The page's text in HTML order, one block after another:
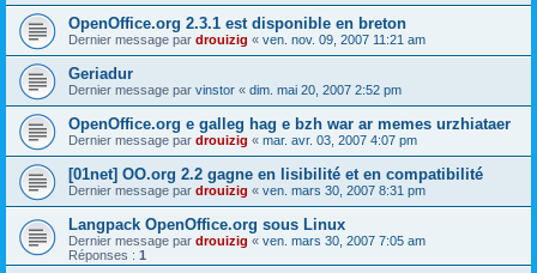
OpenOffice.org 2.3.1 est disponible en breton
Dernier message par drouizig « ven. nov. 09, 2007 11:21 am
Geriadur
Dernier message par vinstor « dim. mai 20, 2007 2:52 pm
OpenOffice.org e galleg hag e bzh war ar memes urzhiataer
Dernier message par drouizig « mar. avr. 03, 2007 4:07 pm
[01net] OO.org 2.2 gagne en lisibilité et en compatibilité
Dernier message par drouizig « ven. mars 30, 2007 8:31 pm
Langpack OpenOffice.org sous Linux
Dernier message par drouizig « ven. mars 30, 2007 7:05 am
Réponses : 1